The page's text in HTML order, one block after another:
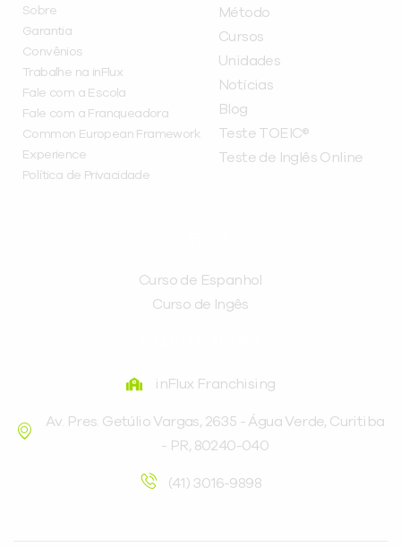
Sobre
Garantia
Convênios
Trabalhe na inFlux
Fale com a Escola
Fale com a Franqueadora
Common European Framework
Experience
Política de Privacidade
Método
Cursos
Unidades
Notícias
Blog
Teste TOEIC®
Teste de Inglês Online
Curso de Espanhol
Curso de Ingês
inFlux Franchising
Av. Pres. Getúlio Vargas, 2635 - Água Verde, Curitiba
- PR, 80240-040
(41) 3016-9898